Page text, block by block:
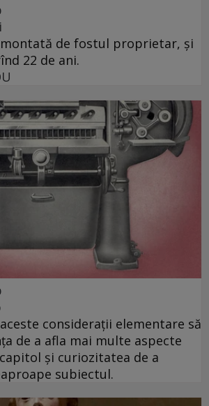
de fostul proprietar, și
22 de ani.
considerații elementare să
de a afla mai multe aspecte
și curiozitatea de a
subiectul.